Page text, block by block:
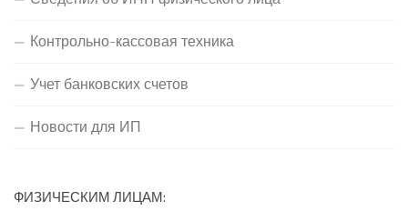
Контрольно-кассовая техника
Учет банковских счетов
Новости для ИП
ФИЗИЧЕСКИМ ЛИЦАМ: